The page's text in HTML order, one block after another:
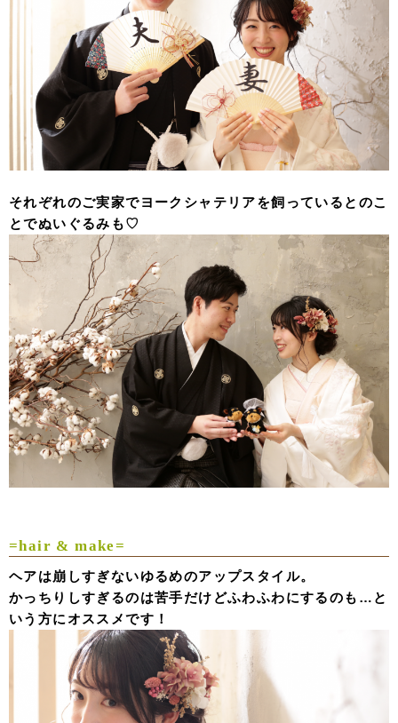
それぞれのご実家でヨークシャテリアを飼っているとのこ
とでぬいぐるみも♡
=hair & make=
ヘアは崩しすぎないゆるめのアップスタイル。
かっちりしすぎるのは苦手だけどふわふわにするのも…と
いう方にオススメです！